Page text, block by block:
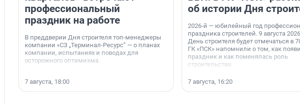
профессиональный
праздник на работе
В преддверии Дня строителя топ-менеджеры
компании «СЗ „Терминал-Ресурс“ — о планах
компании, испытаниях и поводах для
осторожного оптимизма.
7 августа, 18:00
об истории Дня
2026-й — юбилейный год
праздника строителей. 9 августа
День строителя будет отмечаться в
ГК «ПСК» напомнили о том, как
праздник и как поменялась роль
строительства.
7 августа, 16:20